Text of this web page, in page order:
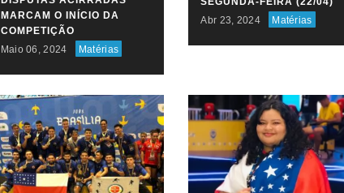
MARCAM O INÍCIO DA
COMPETIÇÃO
Maio 06, 2024
Matérias
Abr 23, 2024
Matérias